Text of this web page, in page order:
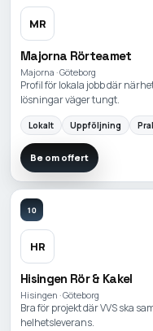
MR
Majorna Rörteamet
Majorna · Göteborg
Profil för lokala jobb där
lösningar väger tungt.
Lokalt Uppföljning
Be om offert
10
HR
Hisingen Rör & Kakel
Hisingen · Göteborg
Bra för projekt där VVS ska
helhetsleverans.